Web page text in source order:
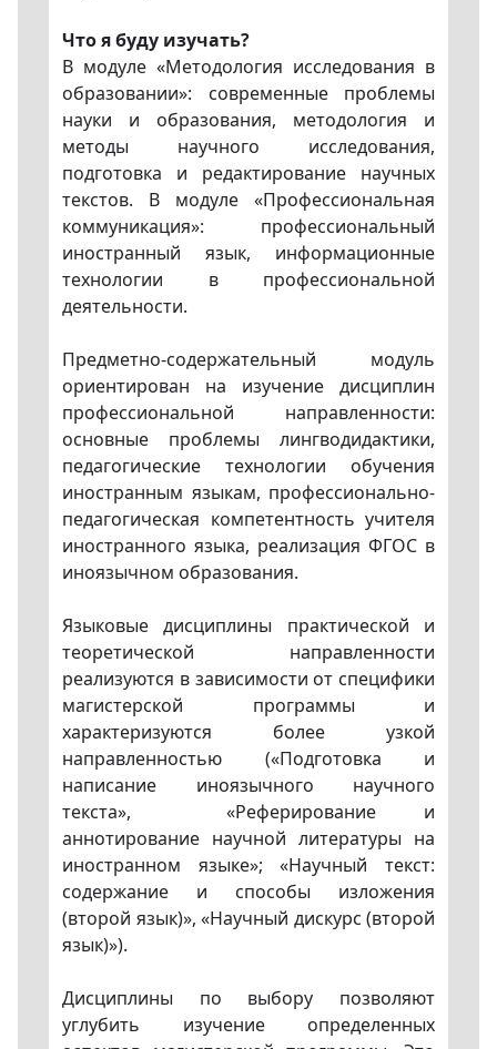
Что я буду изучать?
В модуле «Методология исследования в
образовании»: современные проблемы
науки и образования, методология и
методы научного исследования,
подготовка и редактирование научных
текстов. В модуле «Профессиональная
коммуникация»: профессиональный
иностранный язык, информационные
технологии в профессиональной
деятельности.
Предметно-содержательный модуль
ориентирован на изучение дисциплин
профессиональной направленности:
основные проблемы лингводидактики,
педагогические технологии обучения
иностранным языкам, профессионально-
педагогическая компетентность учителя
иностранного языка, реализация ФГОС в
иноязычном образования.
Языковые дисциплины практической и
теоретической направленности
реализуются в зависимости от специфики
магистерской программы и
характеризуются более узкой
направленностью («Подготовка и
написание иноязычного научного
текста», «Реферирование и
аннотирование научной литературы на
иностранном языке»; «Научный текст:
содержание и способы изложения
(второй язык)», «Научный дискурс (второй
язык)»).
Дисциплины по выбору позволяют
углубить изучение определенных